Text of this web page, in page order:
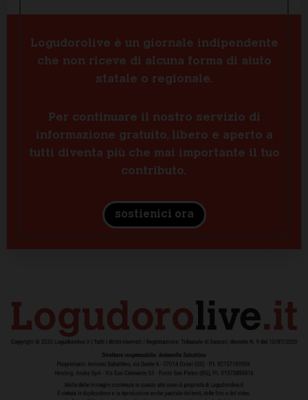
Logudorolive è un giornale indipendente
che non riceve di alcuna forma di aiuto
statale o regionale.
Per continuare il nostro servizio di
informazione gratuito, libero e aperto a
tutti diventa più che mai importante il tuo
contributo.
sostienici ora